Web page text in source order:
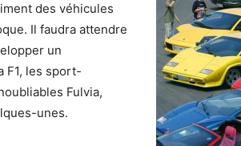
des véhicules
Il faudra attendre
un
F1, les sport-
Fulvia,
unes.